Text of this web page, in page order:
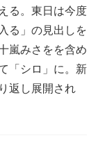
る。東日は今度
る」の見出しを
嵐みさをを含め
「シロ」に。新
返し展開され